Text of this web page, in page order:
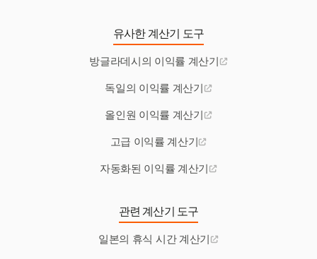
유사한 계산기 도구
방글라데시의 이익률 계산기
독일의 이익률 계산기
올인원 이익률 계산기
고급 이익률 계산기
자동화된 이익률 계산기
관련 계산기 도구
일본의 휴식 시간 계산기